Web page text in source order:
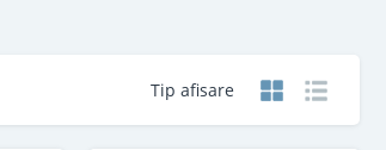
Tip afisare